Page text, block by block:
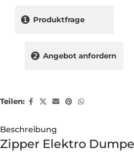
❶ Produktfrage
❷ Angebot anfordern
Teilen:
Beschreibung
Zipper Elektro